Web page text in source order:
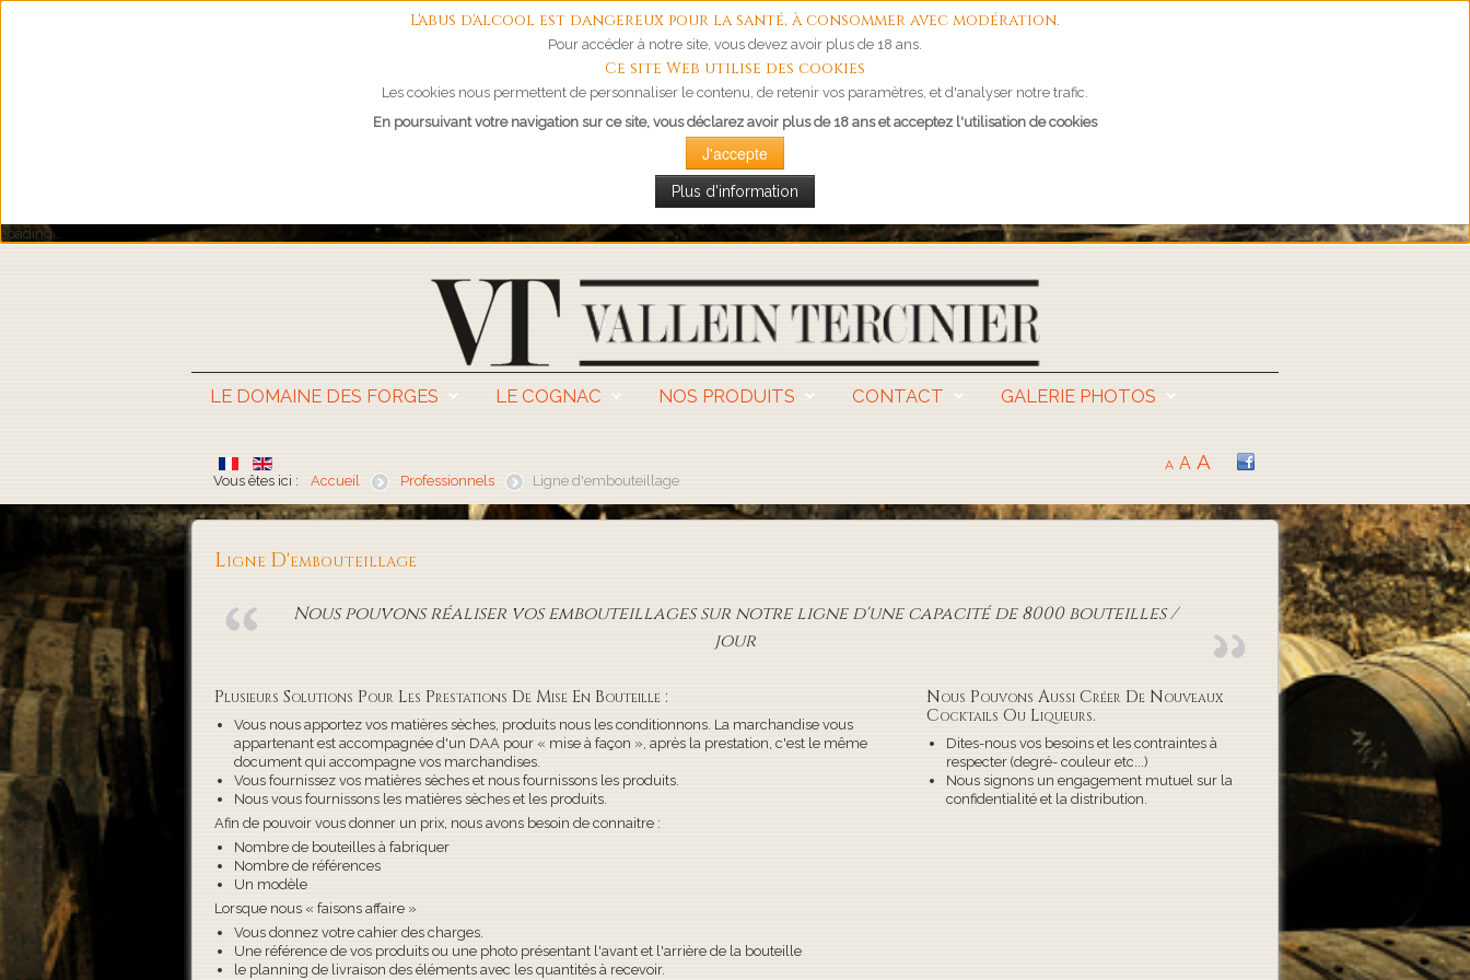
L'abus d'alcool est dangereux pour la santé, à consommer avec modération.
Pour accéder à notre site, vous devez avoir plus de 18 ans.
Ce site Web utilise des cookies
Les cookies nous permettent de personnaliser le contenu, de retenir vos paramètres, et d'analyser notre trafic.
En poursuivant votre navigation sur ce site, vous déclarez avoir plus de 18 ans et acceptez l'utilisation de cookies
J'accepte
Plus d'information
Loading...
LE DOMAINE DES FORGES LE COGNAC NOS PRODUITS CONTACT GALERIE PHOTOS
Vous êtes ici : Accueil Professionnels Ligne d'embouteillage
A A A
Ligne D'embouteillage
Nous pouvons réaliser vos embouteillages sur notre ligne d'une capacité de 8000 bouteilles /
jour
Plusieurs Solutions Pour Les Prestations De Mise En Bouteille :
Vous nous apportez vos matières sèches, produits nous les conditionnons. La marchandise vous
appartenant est accompagnée d'un DAA pour « mise à façon », après la prestation, c'est le même
document qui accompagne vos marchandises.
Vous fournissez vos matières sèches et nous fournissons les produits.
Nous vous fournissons les matières sèches et les produits.
Afin de pouvoir vous donner un prix, nous avons besoin de connaitre :
Nombre de bouteilles à fabriquer
Nombre de références
Un modèle
Lorsque nous « faisons affaire »
Vous donnez votre cahier des charges.
Une référence de vos produits ou une photo présentant l'avant et l'arrière de la bouteille
le planning de livraison des éléments avec les quantités à recevoir.
Nous Pouvons Aussi Créer De Nouveaux
Cocktails Ou Liqueurs.
Dites-nous vos besoins et les contraintes à
respecter (degré- couleur etc...)
Nous signons un engagement mutuel sur la
confidentialité et la distribution.